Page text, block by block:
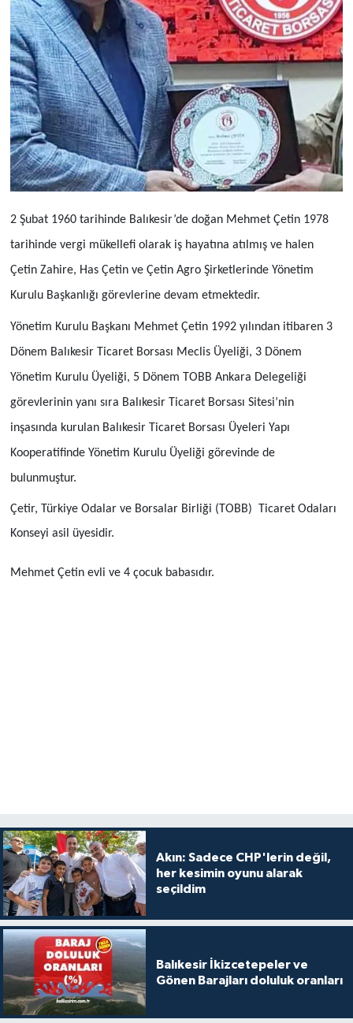
2 Şubat 1960 tarihinde Balıkesir’de doğan Mehmet Çetin 1978
tarihinde vergi mükellefi olarak iş hayatına atılmış ve halen
Çetin Zahire, Has Çetin ve Çetin Agro Şirketlerinde Yönetim
Kurulu Başkanlığı görevlerine devam etmektedir.
Yönetim Kurulu Başkanı Mehmet Çetin 1992 yılından itibaren 3
Dönem Balıkesir Ticaret Borsası Meclis Üyeliği, 3 Dönem
Yönetim Kurulu Üyeliği, 5 Dönem TOBB Ankara Delegeliği
görevlerinin yanı sıra Balıkesir Ticaret Borsası Sitesi’nin
inşasında kurulan Balıkesir Ticaret Borsası Üyeleri Yapı
Kooperatifinde Yönetim Kurulu Üyeliği görevinde de
bulunmuştur.
Çetir, Türkiye Odalar ve Borsalar Birliği (TOBB) Ticaret Odaları
Konseyi asil üyesidir.
Mehmet Çetin evli ve 4 çocuk babasıdır.
Akın: Sadece CHP'lerin değil,
her kesimin oyunu alarak
seçildim
Balıkesir İkizcetepeler ve
Gönen Barajları doluluk oranları